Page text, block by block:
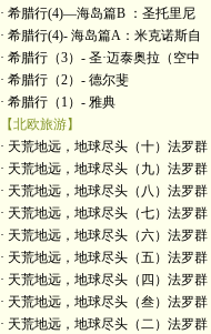
· 希腊行(4)—海岛篇B ：圣托里尼
· 希腊行(4)- 海岛篇A：米克诺斯自
· 希腊行（3）- 圣·迈泰奥拉（空中
· 希腊行（2）- 德尔斐
· 希腊行（1）- 雅典
【北欧旅游】
· 天荒地远，地球尽头（十）法罗群
· 天荒地远，地球尽头（九）法罗群
· 天荒地远，地球尽头（八）法罗群
· 天荒地远，地球尽头（七）法罗群
· 天荒地远，地球尽头（六）法罗群
· 天荒地远，地球尽头（五）法罗群
· 天荒地远，地球尽头（四）法罗群
· 天荒地远，地球尽头（叁）法罗群
· 天荒地远，地球尽头（二）法罗群